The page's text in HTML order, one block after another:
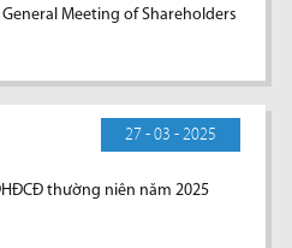
Meeting of Shareholders
27 - 03 - 2025
thường niên năm 2025